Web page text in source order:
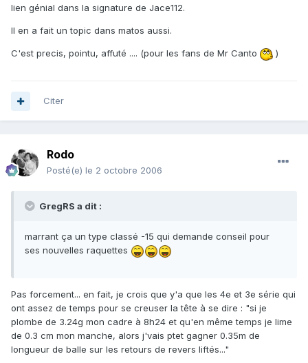
lien génial dans la signature de Jace112.
Il en a fait un topic dans matos aussi.
C'est precis, pointu, affuté .... (pour les fans de Mr Canto )
Citer
Rodo
Posté(e) le 2 octobre 2006
GregRS a dit :
marrant ça un type classé -15 qui demande conseil pour
ses nouvelles raquettes
Pas forcement... en fait, je crois que y'a que les 4e et 3e série qui
ont assez de temps pour se creuser la tête à se dire : "si je
plombe de 3.24g mon cadre à 8h24 et qu'en même temps je lime
de 0.3 cm mon manche, alors j'vais ptet gagner 0.35m de
longueur de balle sur les retours de revers liftés..."